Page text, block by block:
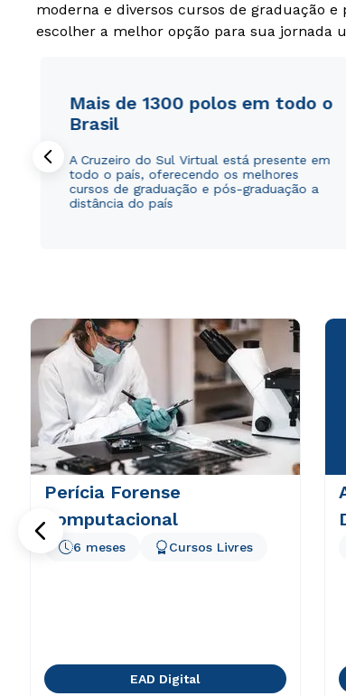
moderna e diversos cursos de graduação
escolher a melhor opção para sua jornada
Mais de 1300 polos em todo o
Brasil
A Cruzeiro do Sul Virtual está presente em
todo o país, oferecendo os melhores
cursos de graduação e pós-graduação a
distância do país
Perícia Forense
Computacional
6 meses Cursos Livres
EAD Digital